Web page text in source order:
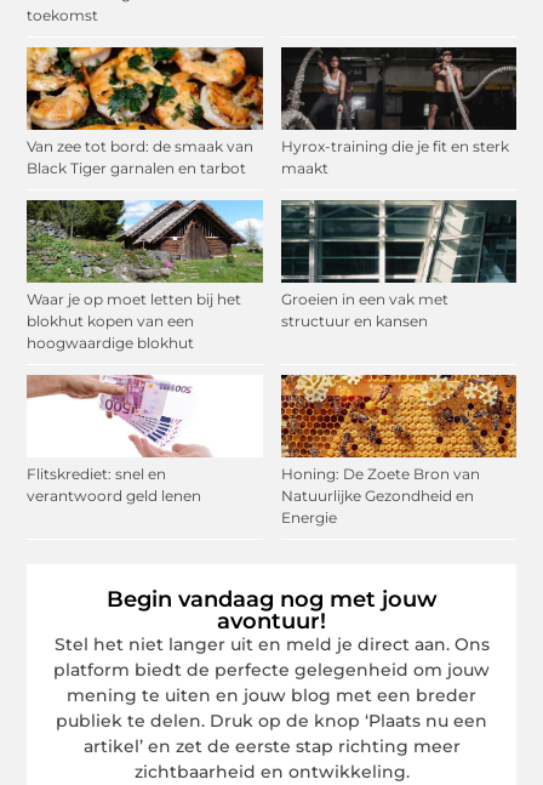
toekomst
Van zee tot bord: de smaak van
Black Tiger garnalen en tarbot
Hyrox-training die je fit en sterk
maakt
Waar je op moet letten bij het
blokhut kopen van een
hoogwaardige blokhut
Groeien in een vak met
structuur en kansen
Flitskrediet: snel en
verantwoord geld lenen
Honing: De Zoete Bron van
Natuurlijke Gezondheid en
Energie
Begin vandaag nog met jouw
avontuur!
Stel het niet langer uit en meld je direct aan. Ons
platform biedt de perfecte gelegenheid om jouw
mening te uiten en jouw blog met een breder
publiek te delen. Druk op de knop ‘Plaats nu een
artikel’ en zet de eerste stap richting meer
zichtbaarheid en ontwikkeling.